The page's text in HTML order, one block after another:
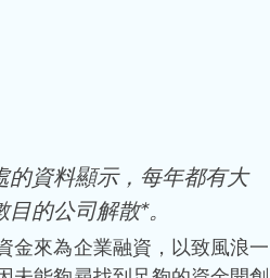
的資料顯示，每年都有大
的公司解散*。
金來為企業融資，以致風浪一